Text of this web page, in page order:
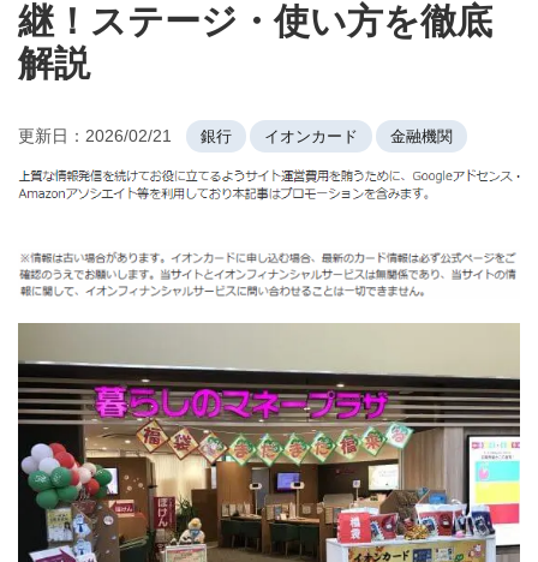
継！ステージ・使い方を徹底
解説
更新日： 2026/02/21 銀行 イオンカード 金融機関